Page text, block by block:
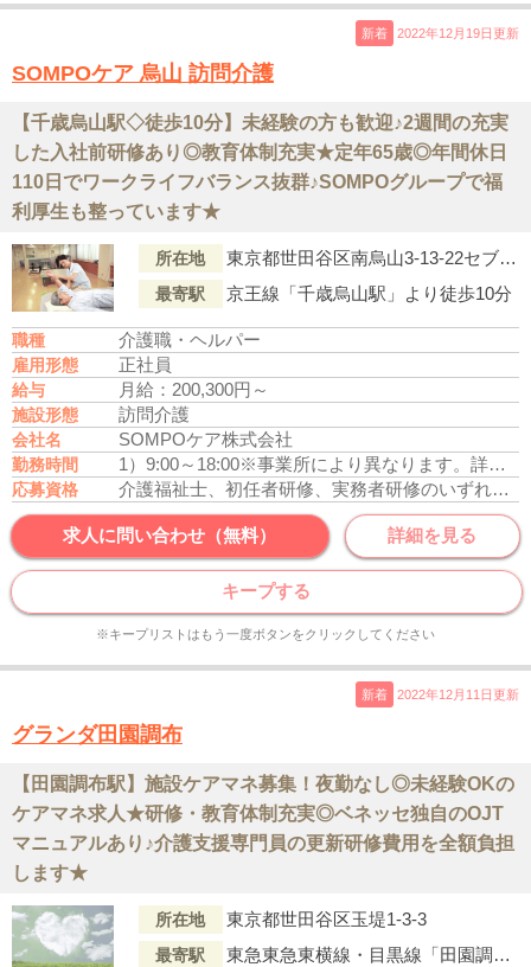
新着 2022年12月19日更新
SOMPOケア 烏山 訪問介護
【千歳烏山駅◇徒歩10分】未経験の方も歓迎♪2週間の充実
した入社前研修あり◎教育体制充実★定年65歳◎年間休日
110日でワークライフバランス抜群♪SOMPOグループで福
利厚生も整っています★
所在地 東京都世田谷区南烏山3-13-22セブンスターマンション南烏山1階
最寄駅 京王線「千歳烏山駅」より徒歩10分
職種 介護職・ヘルパー
雇用形態 正社員
給与 月給：200,300円～
施設形態 訪問介護
会社名 SOMPOケア株式会社
勤務時間 1）9:00～18:00※事業所により異なります。詳しくは面接時にお問い合わせください。
応募資格 介護福祉士、初任者研修、実務者研修のいずれかの資格をお持ちの方
求人に問い合わせ（無料） 詳細を見る
キープする
※キープリストはもう一度ボタンをクリックしてください
新着 2022年12月11日更新
グランダ田園調布
【田園調布駅】施設ケアマネ募集！夜勤なし◎未経験OKの
ケアマネ求人★研修・教育体制充実◎ベネッセ独自のOJT
マニュアルあり♪介護支援専門員の更新研修費用を全額負担
します★
所在地 東京都世田谷区玉堤1-3-3
最寄駅 東急東急東横線・目黒線「田園調布駅」より徒歩16分